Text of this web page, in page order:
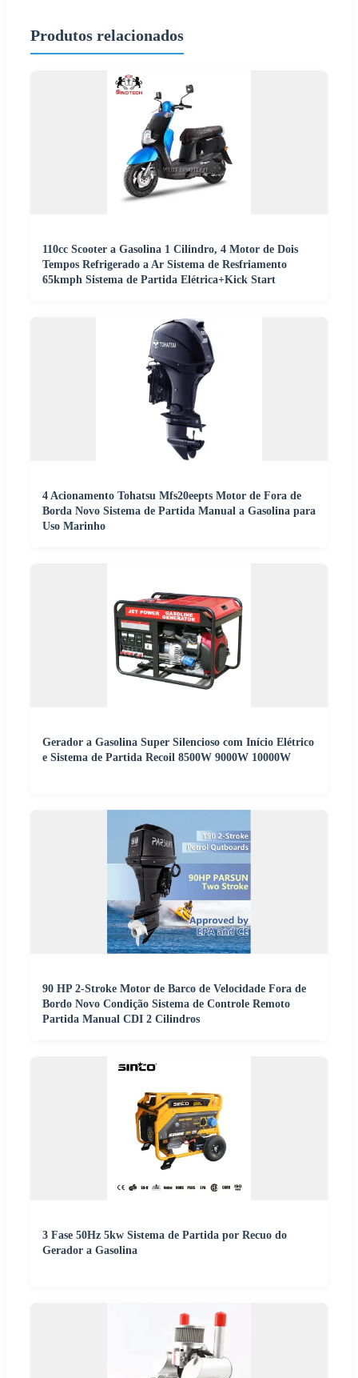
Produtos relacionados
110cc Scooter a Gasolina 1 Cilindro, 4 Motor de Dois
Tempos Refrigerado a Ar Sistema de Resfriamento
65kmph Sistema de Partida Elétrica+Kick Start
4 Acionamento Tohatsu Mfs20eepts Motor de Fora de
Borda Novo Sistema de Partida Manual a Gasolina para
Uso Marinho
Gerador a Gasolina Super Silencioso com Início Elétrico
e Sistema de Partida Recoil 8500W 9000W 10000W
90 HP 2-Stroke Motor de Barco de Velocidade Fora de
Bordo Novo Condição Sistema de Controle Remoto
Partida Manual CDI 2 Cilindros
3 Fase 50Hz 5kw Sistema de Partida por Recuo do
Gerador a Gasolina